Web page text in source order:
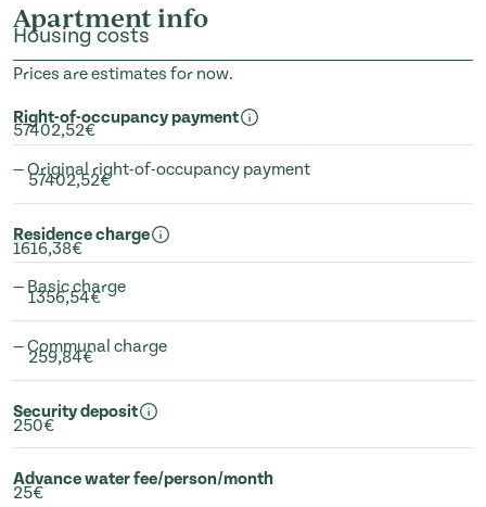
Apartment info
Housing costs
Prices are estimates for now.
Right-of-occupancy payment
57402,52€
— Original right-of-occupancy payment
57402,52€
Residence charge
1616,38€
— Basic charge
1356,54€
— Communal charge
259,84€
Security deposit
250€
Advance water fee/person/month
25€